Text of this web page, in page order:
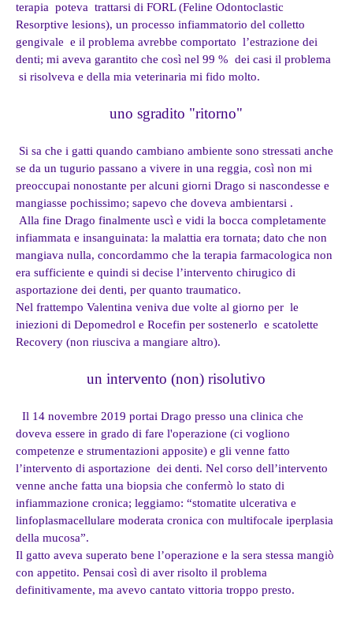
terapia poteva trattarsi di FORL (Feline Odontoclastic
Resorptive lesions), un processo infiammatorio del colletto
gengivale e il problema avrebbe comportato l’estrazione dei
denti; mi aveva garantito che così nel 99 % dei casi il problema
si risolveva e della mia veterinaria mi fido molto.
uno sgradito "ritorno"
Si sa che i gatti quando cambiano ambiente sono stressati anche
se da un tugurio passano a vivere in una reggia, così non mi
preoccupai nonostante per alcuni giorni Drago si nascondesse e
mangiasse pochissimo; sapevo che doveva ambientarsi .
Alla fine Drago finalmente uscì e vidi la bocca completamente
infiammata e insanguinata: la malattia era tornata; dato che non
mangiava nulla, concordammo che la terapia farmacologica non
era sufficiente e quindi si decise l’intervento chirugico di
asportazione dei denti, per quanto traumatico.
Nel frattempo Valentina veniva due volte al giorno per le
iniezioni di Depomedrol e Rocefin per sostenerlo e scatolette
Recovery (non riusciva a mangiare altro).
un intervento (non) risolutivo
Il 14 novembre 2019 portai Drago presso una clinica che
doveva essere in grado di fare l'operazione (ci vogliono
competenze e strumentazioni apposite) e gli venne fatto
l’intervento di asportazione dei denti. Nel corso dell’intervento
venne anche fatta una biopsia che confermò lo stato di
infiammazione cronica; leggiamo: “stomatite ulcerativa e
linfoplasmacellulare moderata cronica con multifocale iperplasia
della mucosa”.
Il gatto aveva superato bene l’operazione e la sera stessa mangiò
con appetito. Pensai così di aver risolto il problema
definitivamente, ma avevo cantato vittoria troppo presto.